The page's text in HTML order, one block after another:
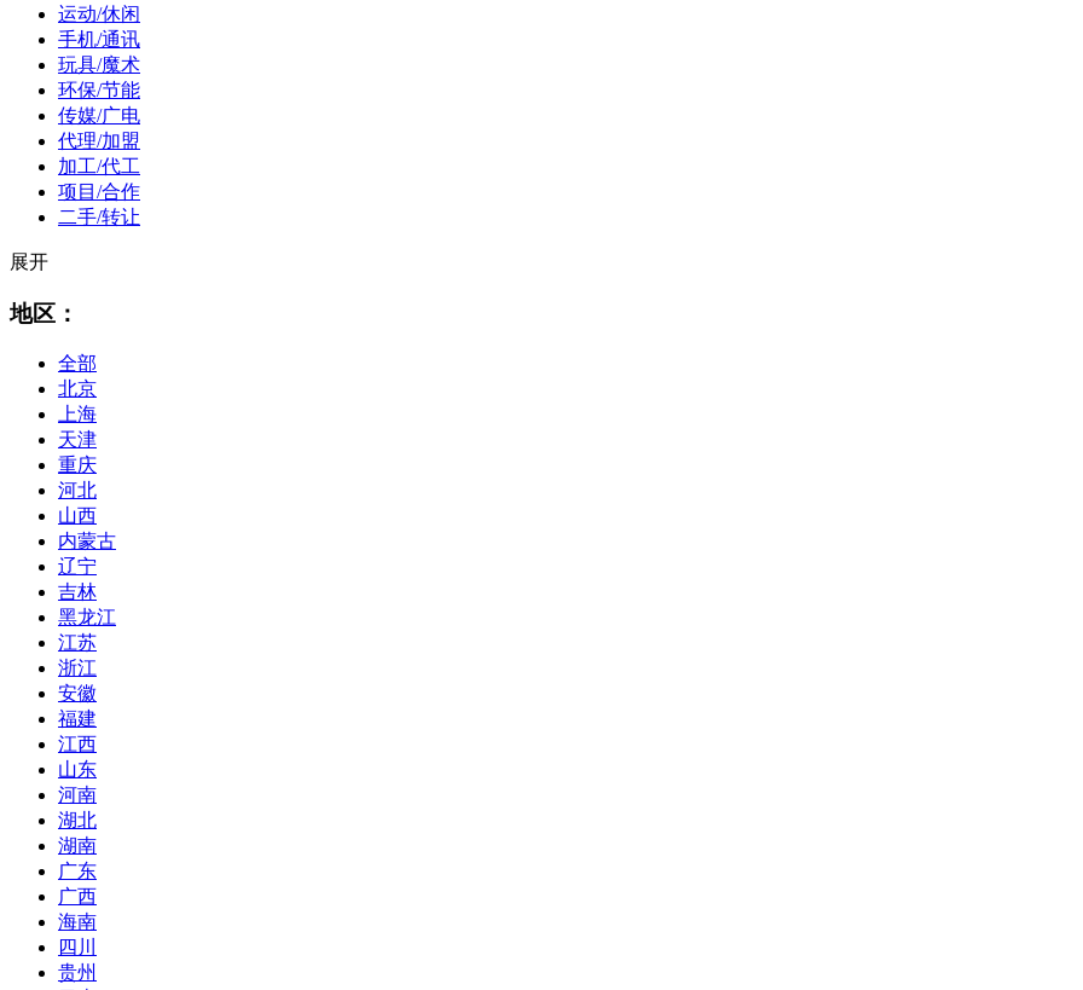
运动/休闲
手机/通讯
玩具/魔术
环保/节能
传媒/广电
代理/加盟
加工/代工
项目/合作
二手/转让
展开
地区：
全部
北京
上海
天津
重庆
河北
山西
内蒙古
辽宁
吉林
黑龙江
江苏
浙江
安徽
福建
江西
山东
河南
湖北
湖南
广东
广西
海南
四川
贵州